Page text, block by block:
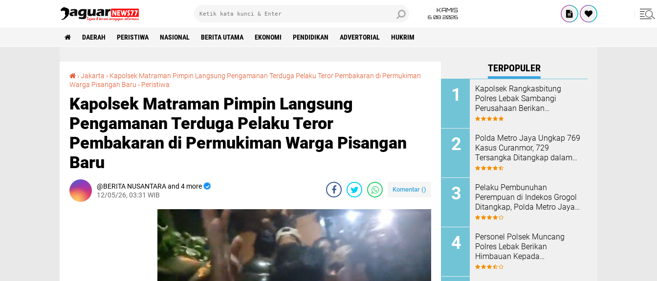
KAMIS
6 08 2026
DAERAH PERISTIWA NASIONAL BERITA UTAMA EKONOMI PENDIDIKAN ADVERTORIAL HUKRIM
›Jakarta › ‎Kapolsek Matraman Pimpin Langsung Pengamanan Terduga Pelaku Teror Pembakaran di Permukiman
Warga Pisangan Baru‎ › Peristiwa
‎Kapolsek Matraman Pimpin Langsung
Pengamanan Terduga Pelaku Teror
Pembakaran di Permukiman Warga Pisangan
Baru‎
BERITA NUSANTARA and 4 more
12/05/26, 03:31 WIB
Komentar ()
TERPOPULER
Kapolsek Rangkasbitung
Polres Lebak Sambangi
Perusahaan Berikan
Himbauan Cegah Kebakaran
Polda Metro Jaya Ungkap 769
Kasus Curanmor, 729
Tersangka Ditangkap dalam
Operasi Berantas Jaya 2026‎
Pelaku Pembunuhan
Perempuan di Indekos Grogol
Ditangkap, Polda Metro Jaya
Sita Palu dan Sejumlah
Personel Polsek Muncang
Polres Lebak Berikan
Himbauan Kepada
Masyarakat Agar Tidak